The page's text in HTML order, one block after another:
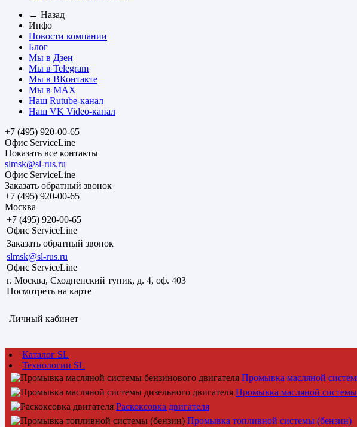
← Назад
Инфо
Новости компании
Блог
Мы в Дзен
Мы в Telegram
Мы в ВКонтакте
Мы в MAX
Наш Rutube-канал
Наш VK Video-канал
+7 (495) 920-00-65
Офис ServiceLine
Показать все контакты
slmsk@sl-rus.ru
Офис ServiceLine
Заказать обратный звонок
+7 (495) 920-00-65
Москва
+7 (495) 920-00-65
Офис ServiceLine
Заказать обратный звонок
slmsk@sl-rus.ru
Офис ServiceLine
г. Москва, Сходненский тупик, д. 4, оф. 403
Посмотреть на карте
Личный кабинет
Каталог SL
Технологии SL
Промывка масляной
Промывка масляной системы
Раскоксовка двигателя
Промывка топливной системы (бензин)